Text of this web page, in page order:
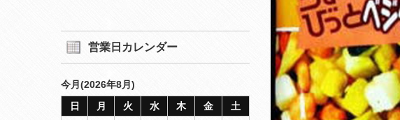
営業日カレンダー
今月(2026年8月)
日
月 火 水 木 金
土